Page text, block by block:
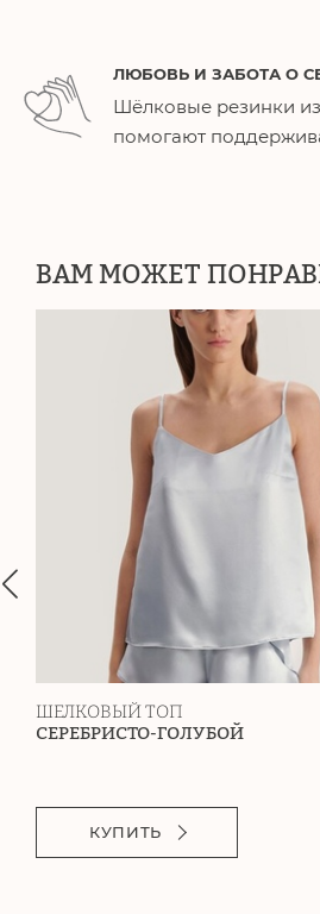
ЛЮБОВЬ И ЗАБОТА О
Шёлковые резинки
помогают
ВАМ МОЖЕТ
ШЕЛКОВЫЙ ТОП
СЕРЕБРИСТО-ГОЛУБОЙ
КУПИТЬ